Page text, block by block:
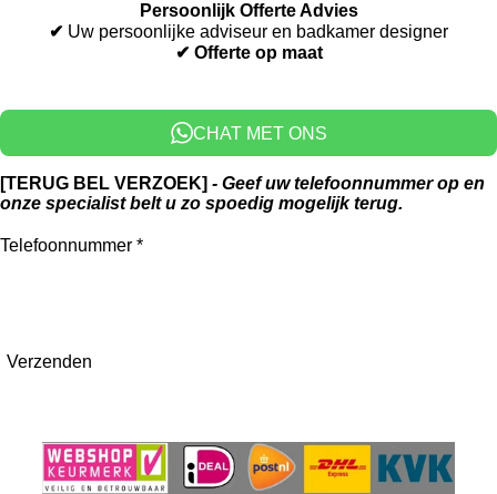
e
d
I
b
o
o
a
g
r
Persoonlijk Offerte Advies
✔ Uw persoonlijke adviseur en badkamer designer
✔ Offerte op maat
CHAT MET ONS
[TERUG BEL VERZOEK] - Geef uw telefoonnummer op en
onze specialist belt u zo spoedig mogelijk terug.
Telefoonnummer *
Verzenden